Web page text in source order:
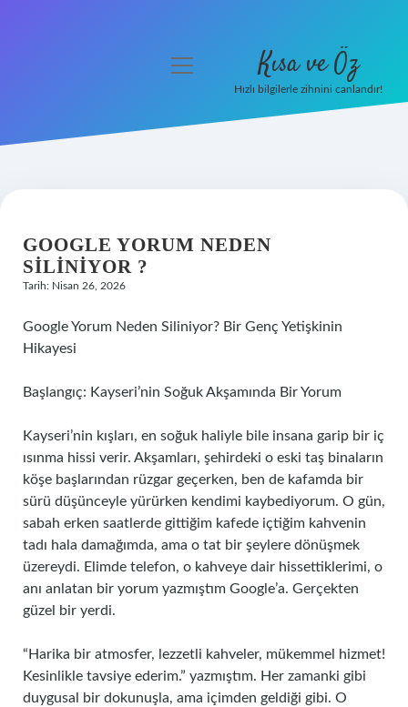
Hakkımızda
menüyü
Kısa ve Öz
Hızlı bilgilerle zihnini canlandır!
GOOGLE YORUM NEDEN
SILINIYOR ?
Tarih: Nisan 26, 2026
Google Yorum Neden Siliniyor? Bir Genç Yetişkinin
Hikayesi
Başlangıç: Kayseri’nin Soğuk Akşamında Bir Yorum
Kayseri’nin kışları, en soğuk haliyle bile insana garip bir iç
ısınma hissi verir. Akşamları, şehirdeki o eski taş binaların
köşe başlarından rüzgar geçerken, ben de kafamda bir
sürü düşünceyle yürürken kendimi kaybediyorum. O gün,
sabah erken saatlerde gittiğim kafede içtiğim kahvenin
tadı hala damağımda, ama o tat bir şeylere dönüşmek
üzereydi. Elimde telefon, o kahveye dair hissettiklerimi, o
anı anlatan bir yorum yazmıştım Google’a. Gerçekten
güzel bir yerdi.
“Harika bir atmosfer, lezzetli kahveler, mükemmel hizmet!
Kesinlikle tavsiye ederim.” yazmıştım. Her zamanki gibi
duygusal bir dokunuşla, ama içimden geldiği gibi. O